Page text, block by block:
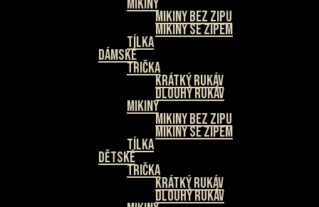
Mikiny
Mikiny bez zipu
Mikiny se zipem
Tílka
Dámské
Trička
Krátký rukáv
Dlouhý rukáv
Mikiny
Mikiny bez zipu
Mikiny se zipem
Tílka
Dětské
Trička
Krátký rukáv
Dlouhý rukáv